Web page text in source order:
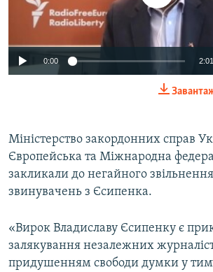
720p 1080p
0:00 2:01
Міністерство закордонних справ
Європейська та Міжнародна
закликали до негайного звільнення
звинувачень з Єсипенка.
«Вирок Владиславу Єсипенку є
залякування незалежних
придушенням свободи думки у